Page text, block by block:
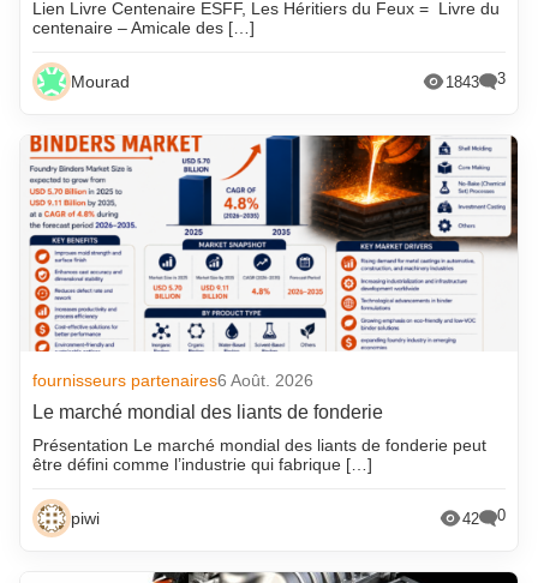
Lien Livre Centenaire ESFF, Les Héritiers du Feux = Livre du
centenaire – Amicale des […]
Mourad 1843 3
fournisseurs partenaires6 Août. 2026
Le marché mondial des liants de fonderie
Présentation Le marché mondial des liants de fonderie peut
être défini comme l’industrie qui fabrique […]
piwi 42 0